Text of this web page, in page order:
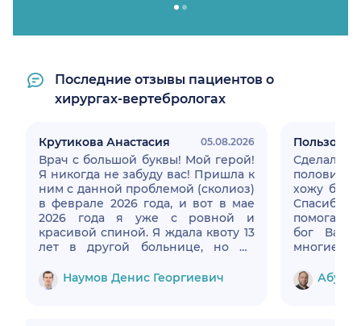
Последние отзывы пациентов о
хирургах-вертебрологах
Крутикова Анастасия 05.08.2026
Врач с большой буквы! Мой герой!
Я никогда не забуду вас! Пришла к
ним с данной проблемой (сколиоз)
в феврале 2026 года, и вот в мае
2026 года я уже с ровной и
красивой спиной. Я ждала квоту 13
лет в другой больнице, но не
к Денису Георгиевичу, так как
начались некие проблемы и
Наумов Денис Георгиевич
хожу без
бог Вам крепкого здоровья на
многие